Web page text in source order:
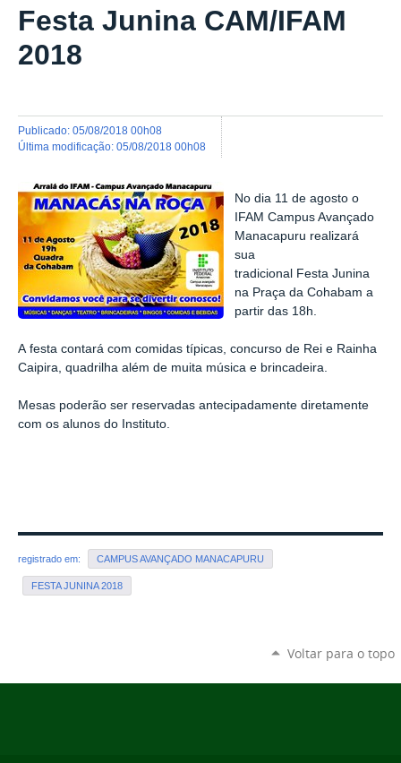
Festa Junina CAM/IFAM
2018
publicado: 05/08/2018 00h08
última modificação: 05/08/2018 00h08
No dia 11 de agosto o
IFAM Campus Avançado
Manacapuru realizará
sua
tradicional Festa Junina
na Praça da Cohabam a
partir das 18h.
A festa contará com comidas típicas, concurso de Rei e Rainha
Caipira, quadrilha além de muita música e brincadeira.
Mesas poderão ser reservadas antecipadamente diretamente
com os alunos do Instituto.
registrado em: CAMPUS AVANÇADO MANACAPURU
FESTA JUNINA 2018
Voltar para o topo